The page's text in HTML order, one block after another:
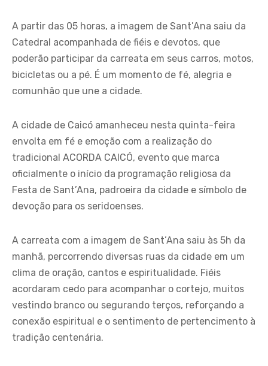
A partir das 05 horas, a imagem de Sant’Ana saiu da
Catedral acompanhada de fiéis e devotos, que
poderão participar da carreata em seus carros, motos,
bicicletas ou a pé. É um momento de fé, alegria e
comunhão que une a cidade.
A cidade de Caicó amanheceu nesta quinta-feira
envolta em fé e emoção com a realização do
tradicional ACORDA CAICÓ, evento que marca
oficialmente o início da programação religiosa da
Festa de Sant’Ana, padroeira da cidade e símbolo de
devoção para os seridoenses.
A carreata com a imagem de Sant’Ana saiu às 5h da
manhã, percorrendo diversas ruas da cidade em um
clima de oração, cantos e espiritualidade. Fiéis
acordaram cedo para acompanhar o cortejo, muitos
vestindo branco ou segurando terços, reforçando a
conexão espiritual e o sentimento de pertencimento à
tradição centenária.